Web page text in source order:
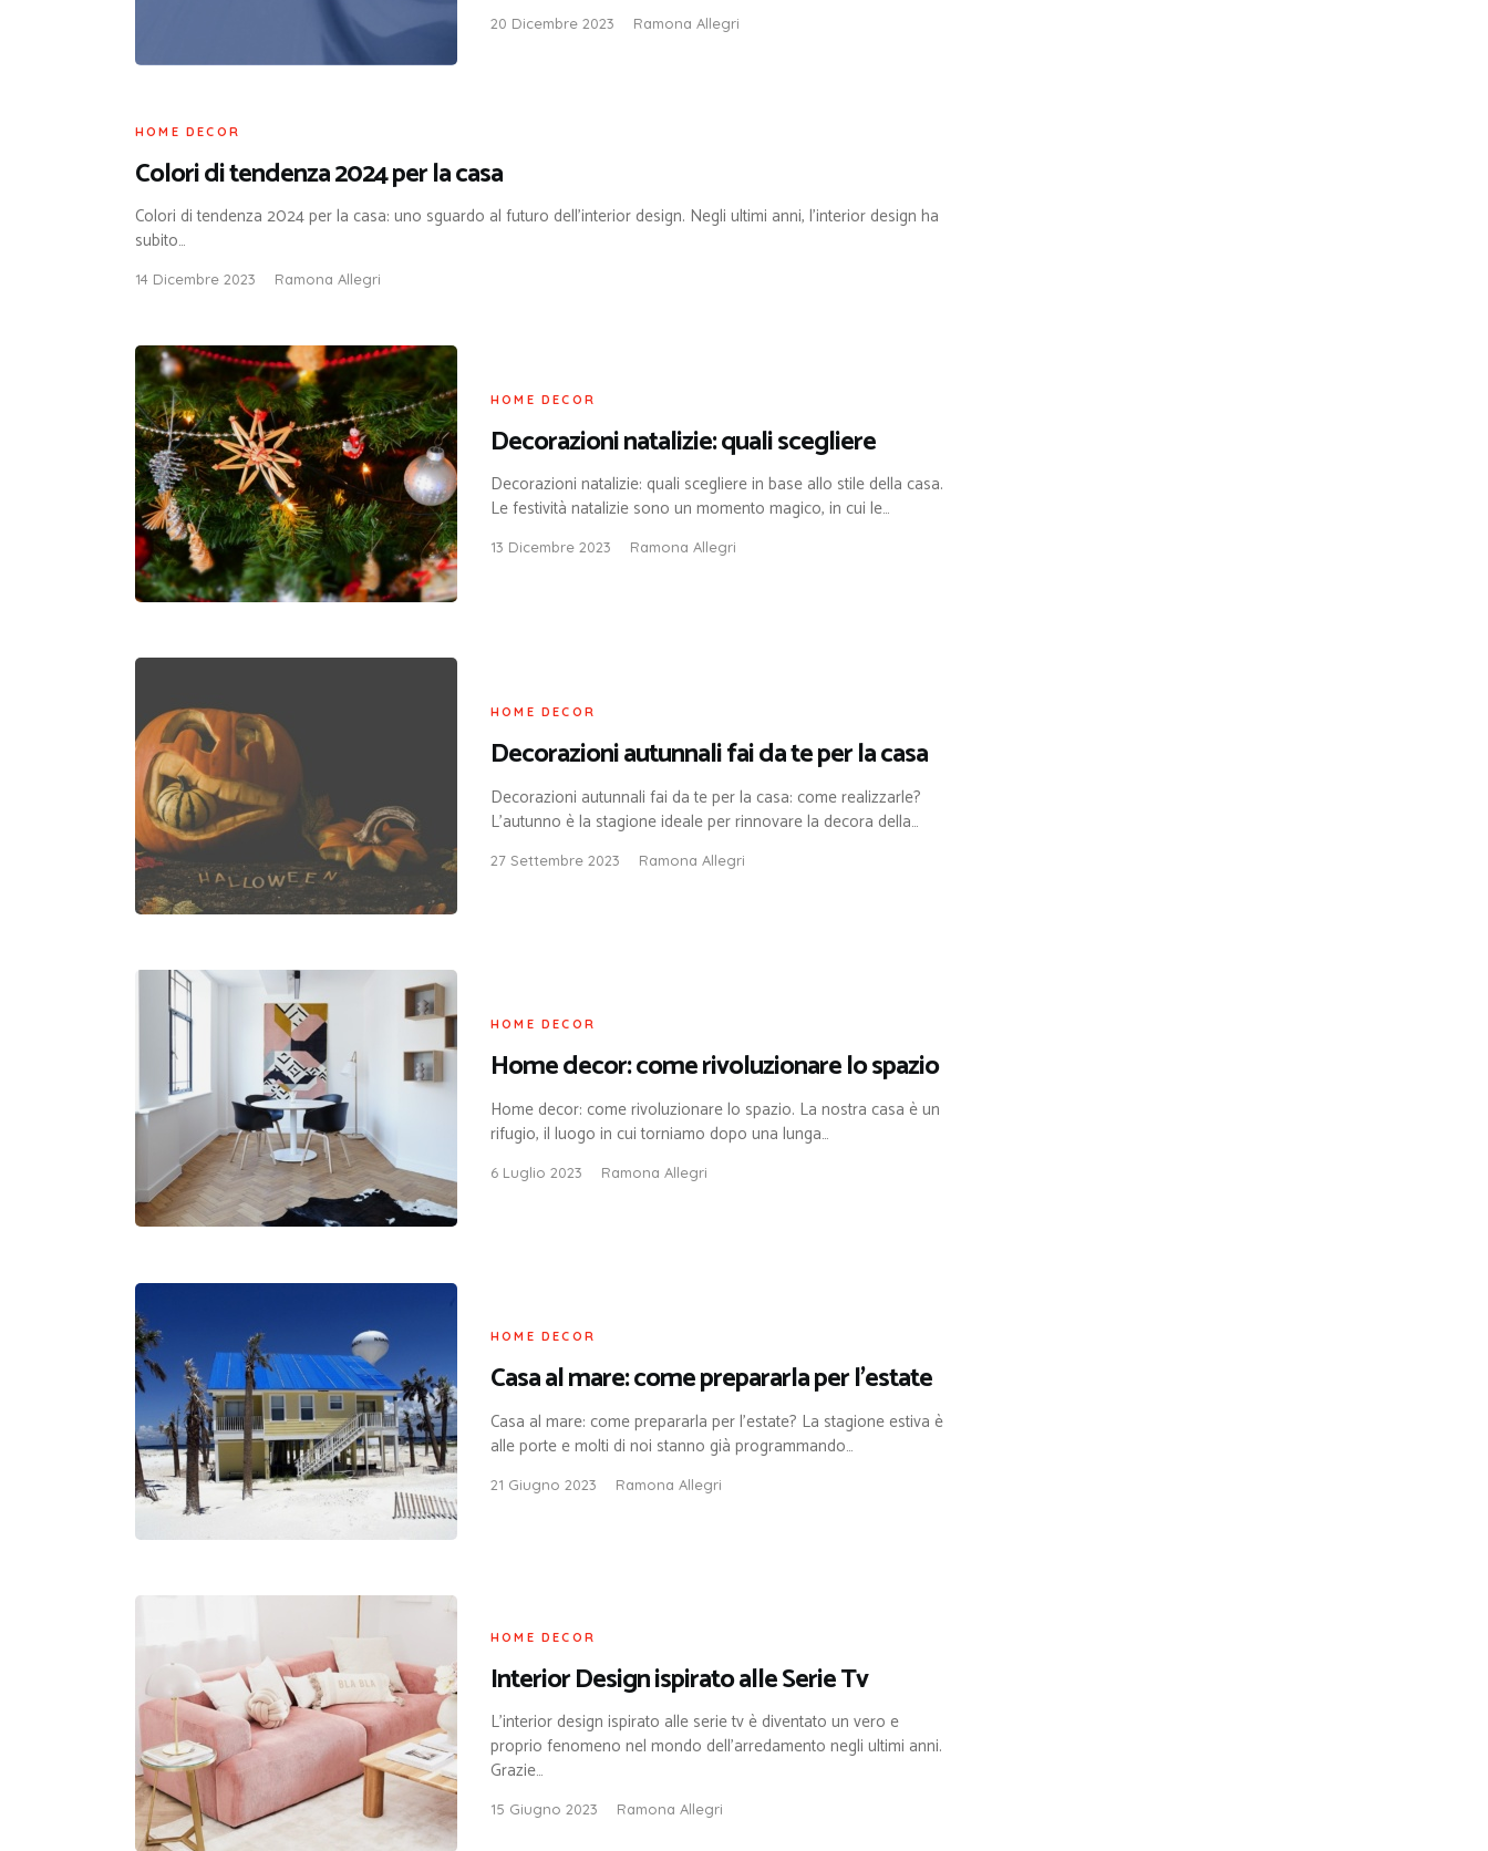
20 Dicembre 2023 Ramona Allegri
HOME DECOR
Colori di tendenza 2024 per la casa
Colori di tendenza 2024 per la casa: uno sguardo al futuro dell’interior design. Negli ultimi anni, l’interior design ha
subito…
14 Dicembre 2023 Ramona Allegri
HOME DECOR
Decorazioni natalizie: quali scegliere
Decorazioni natalizie: quali scegliere in base allo stile della casa.
Le festività natalizie sono un momento magico, in cui le…
13 Dicembre 2023 Ramona Allegri
HOME DECOR
Decorazioni autunnali fai da te per la casa
Decorazioni autunnali fai da te per la casa: come realizzarle?
L’autunno è la stagione ideale per rinnovare la decora della…
27 Settembre 2023 Ramona Allegri
HOME DECOR
Home decor: come rivoluzionare lo spazio
Home decor: come rivoluzionare lo spazio. La nostra casa è un
rifugio, il luogo in cui torniamo dopo una lunga…
6 Luglio 2023 Ramona Allegri
HOME DECOR
Casa al mare: come prepararla per l’estate
Casa al mare: come prepararla per l’estate? La stagione estiva è
alle porte e molti di noi stanno già programmando…
21 Giugno 2023 Ramona Allegri
HOME DECOR
Interior Design ispirato alle Serie Tv
L’interior design ispirato alle serie tv è diventato un vero e
proprio fenomeno nel mondo dell’arredamento negli ultimi anni.
Grazie…
15 Giugno 2023 Ramona Allegri